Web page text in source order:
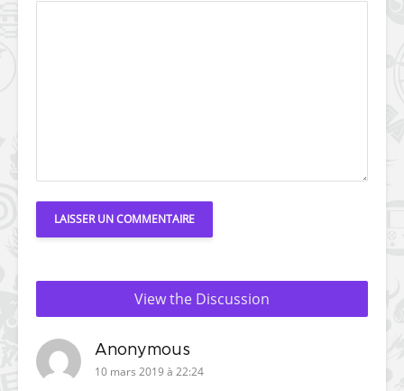
View the Discussion
Anonymous
10 mars 2019 à 22:24